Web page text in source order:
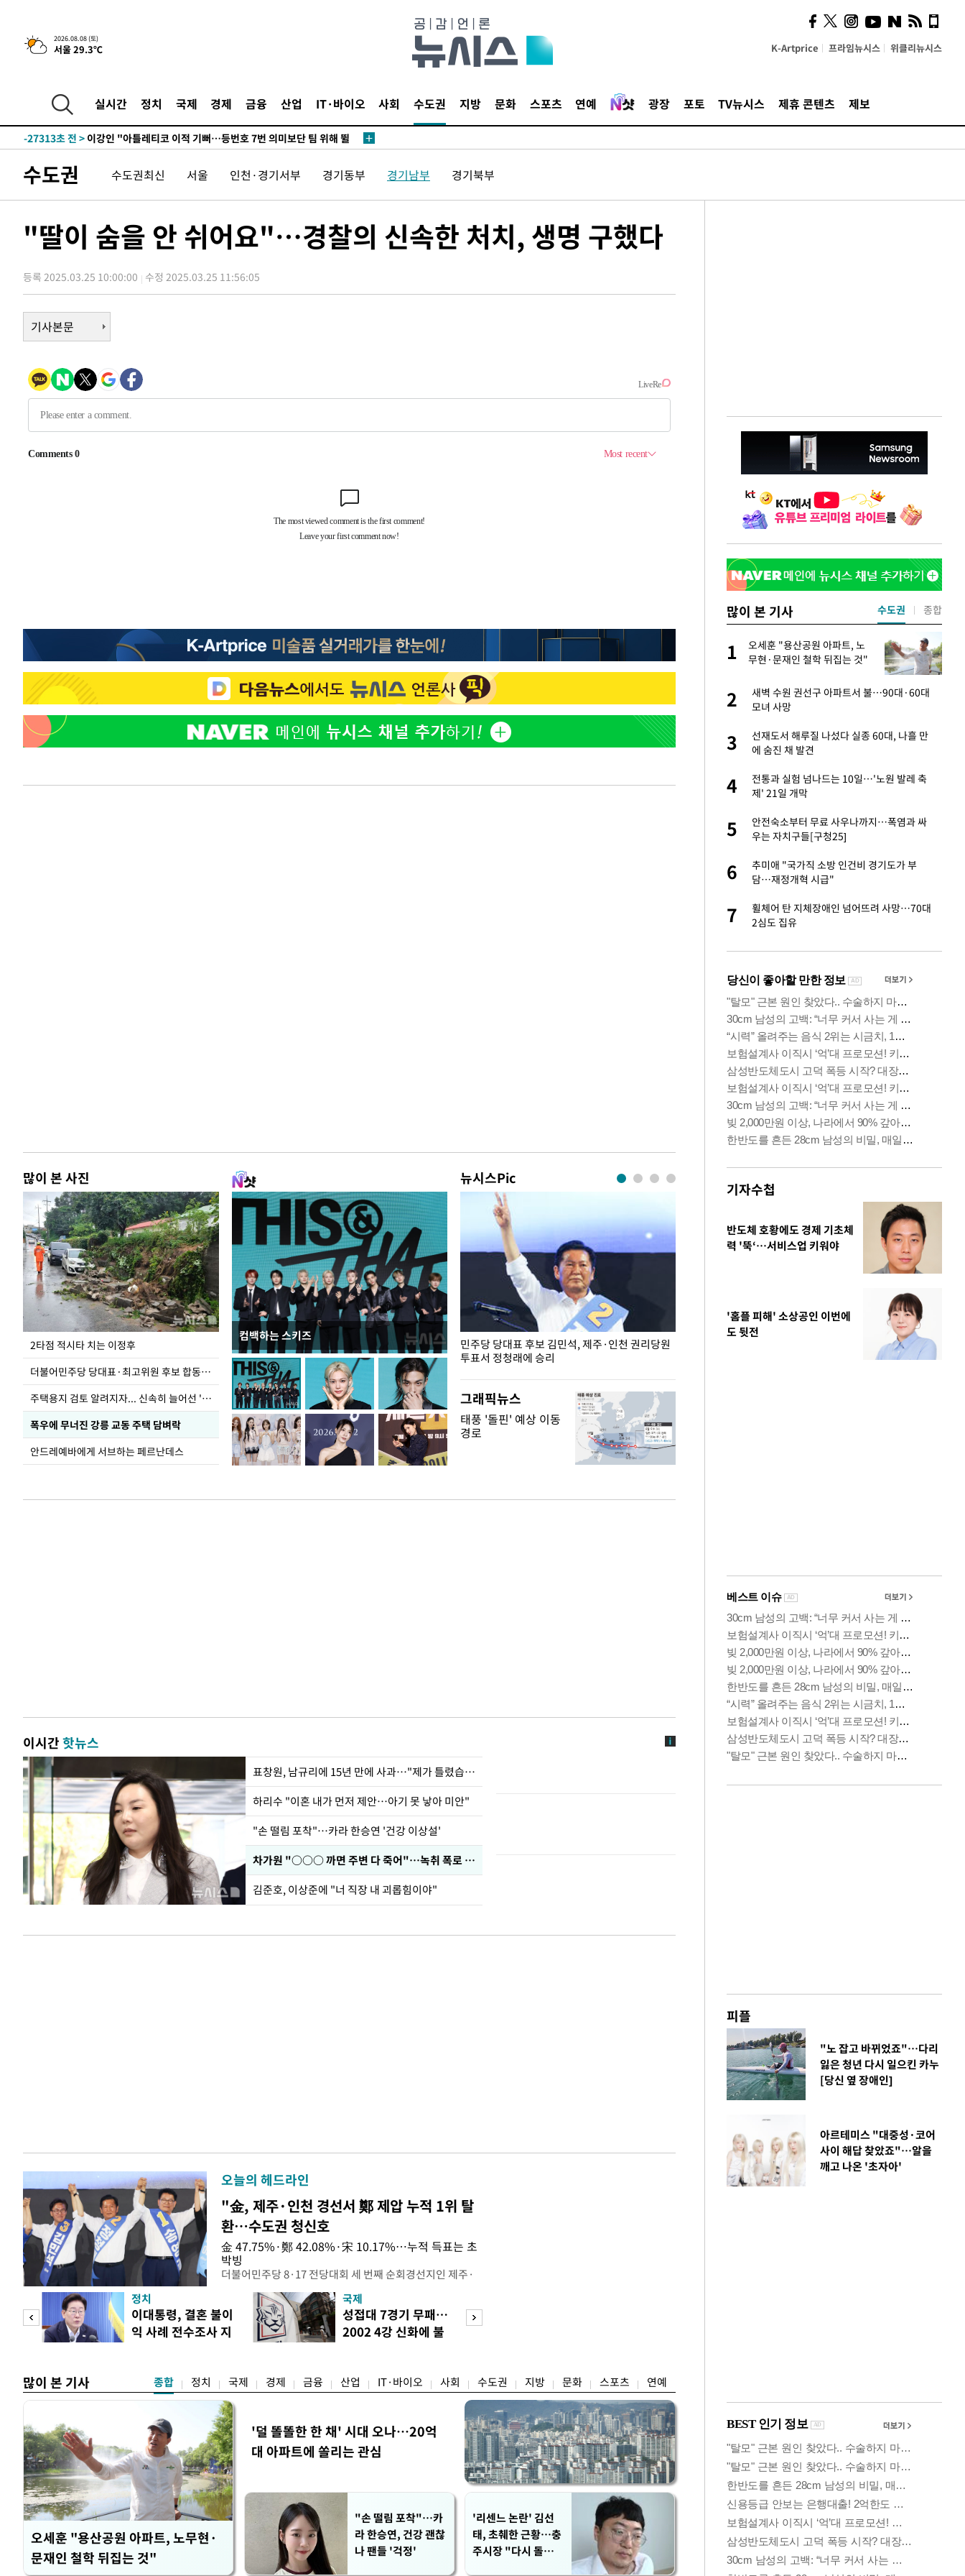
2026.08.08 (토)
서울 29.3℃ K-Artprice 프라임뉴시스 위클리뉴시스
실시간 정치 국제 경제 금융 산업 IT·바이오 사회 수도권 지방 문화 스포츠 연예 광장 포토 TV뉴시스 제휴 콘텐츠 제보
6시간 전 >[속보]뉴욕증시 상승 마감…S&P 0.6% 나스닥 1.3%↑
청래 44.56%
-27779초 전 >
[속보]與 대표 경선 제주·인천 당원투표…金 47.75%·鄭
42.08%·宋 10.17%
-27313초 전 >이강인 "아틀레티코 이적 기뻐…등번호 7번 의미보단 팀 위해 뛸
것"
-27248초 전 >[속보]與 당대표 경선, 제주·인천 권리당원 투표 김민석 승리
-21022초 전 >
낮 최고 35도 '무더위'…동해안 시간당 30㎜ '강한 비'[내일날씨]
-20292초 전 >
-19043초 전 >온열질환 사망자 3명 늘어…누적 환자 3000명 돌파
-12988초 전 >강릉에 시간당 81.4㎜ 물폭탄…도로 잠기고 담벼락 붕괴
-9095초 전 > 백운산서 80년근 천종산삼 9뿌리 발견…감정가 1.3억원
-4339초 전 >남자 농구, 나고야 아시안게임서 '홈팀' 일본과 한일전
-3715초 전 >
여수 오동도 해상서 모터보트 전복…1명 사망·1명 실종
씨]
50분 전 >축구협회 "압수수색·성접대 논란 사과…쇄신의 기회로 삼겠다"
1시간 전 >[속보]'압수수색·성접대 논란' 축구협회 "실망과 걱정 안겨드려 죄송"
4시간 전 >'최고 37도' 폭염 지속…강원동해안 최대 150㎜ 비
6시간 전 >[속보]뉴욕증시 상승 마감…S&P 0.6% 나스닥 1.3%↑
-28544초 전 >
이강인 "아틀레티코 이적 기뻐…등번호 7번 의미보단 팀 위해 뛸
[속보]與 당대표 경선, 제주·인천 권리당원 투표 김민석 승리
-12988초 전 >강릉에 시간당 81.4㎜ 물폭탄…도로 잠기고 담벼락 붕괴
-9095초 전 >
백운산서 80년근 천종산삼 9뿌리 발견…감정가 1.3억원
-6805초 전 >선재도서 해루질 나섰다 실종 60대, 닷새 만에 숨진 채 발견
-4339초 전 >남자 농구, 나고야 아시안게임서 '홈팀' 일본과 한일전
-3715초 전 >여수 오동도 해상서 모터보트 전복…1명 사망·1명 실종
58초 전 >
극한폭염 한풀 꺾이지만…'낮 최고 35도' 무더위, 열대야 계속[다음주 날
씨]
수도권 수도권최신 서울 인천·경기서부 경기동부 경기남부 경기북부
"딸이 숨을 안 쉬어요"…경찰의 신속한 처치, 생명 구했다
등록 2025.03.25 10:00:00 수정 2025.03.25 11:56:05
기사본문
많이 본 사진
2타점 적시타 치는 이정후
더불어민주당 당대표·최고위원 후보 합동연설회
주택용지 검토 알려지자... 신속히 늘어선 '근조화환'
폭우에 무너진 강릉 교동 주택 담벼락
안드레예바에게 서브하는 페르난데스
컴백하는 스키즈
뉴시스Pic
이번주 국회에는 무슨 일이? [뉴시스국회토pic]
민주당 당대표 후보 김민석, 제주·인천 권리당원
투표서 정청래에 승리
무더위 잊는 도심형 여름 축제 '2026 서울 바캉스 용산어린이정원
그래픽뉴스
태풍 '돌핀' 예상 이동
경로
이시간핫뉴스
표창원, 남규리에 15년 만에 사과…"제가 틀렸습니다"
하리수 "이혼 내가 먼저 제안…아기 못 낳아 미안"
"손 떨림 포착"…카라 한승연 '건강 이상설'
차가원 "○○○ 까면 주변 다 죽어"…녹취 폭로 파장
김준호, 이상준에 "너 직장 내 괴롭힘이야"
오늘의 헤드라인
"金, 제주·인천 경선서 鄭 제압 누적 1위 탈
환…수도권 청신호
金 47.75%·鄭 42.08%·宋 10.17%…누적 득표는 초
박빙
더불어민주당 8·17 전당대회 세 번째 순회경선지인 제주·
인천 권리당원 투표에서 김민석 당대표 후보가 승리했다. 지
난주 첫 주말 순회경선에서 충청권은 김 후보가, 부산·울산·
경남에서는 정청래 후보가 승리한 바 있다. 소병훈 민주당 중
앙당 선관위원장은 8일 제주·인천 순회경선 권리당원 투표
정치
이대통령, 결혼 불이
익 사례 전수조사 지
국제
성접대 7경기 무패…
2002 4강 신화에 불
많이 본 기사 종합 정치 국제 경제 금융 산업 IT·바이오 사회 수도권 지방 문화 스포츠 연예
오세훈 "용산공원 아파트, 노무현·
문재인 철학 뒤집는 것"
'덜 똘똘한 한 채' 시대 오나…20억
대 아파트에 쏠리는 관심
"손 떨림 포착"…카
라 한승연, 건강 괜찮
나 팬들 '걱정'
'리센느 논란' 김선
태, 초췌한 근황…충
주시장 "다시 돌아올
많이 본 기사
오세훈 "용산공원 아파트, 노
무현·문재인 철학 뒤집는 것"
2
에 쏠리는 관심[세제 개편, 그 이후②]
3
"손 떨림 포착"…카라 한승연, 건강 괜찮나
팬들 '걱정'
4
1
오세훈 "용산공원 아파트, 노
무현·문재인 철학 뒤집는 것"
2
새벽 수원 권선구 아파트서 불…90대·60대
모녀 사망
3
선재도서 해루질 나섰다 실종 60대, 나흘 만
에 숨진 채 발견
4
전통과 실험 넘나드는 10일…'노원 발레 축
제' 21일 개막
5
안전숙소부터 무료 사우나까지…폭염과 싸
우는 자치구들[구청25]
6
추미애 "국가직 소방 인건비 경기도가 부
담…재정개혁 시급"
7
휠체어 탄 지체장애인 넘어뜨려 사망…70대
2심도 집유
수도권 종합
기자수첩
반도체 호황에도 경제 기초체
력 '뚝‘…서비스업 키워야
'홈플 피해' 소상공인 이번에
도 뒷전
피플
"노 잡고 바뀌었죠"…다리
잃은 청년 다시 일으킨 카누
[당신 옆 장애인]
아르테미스 "대중성·코어
사이 해답 찾았죠"…알을
깨고 나온 '초자아'